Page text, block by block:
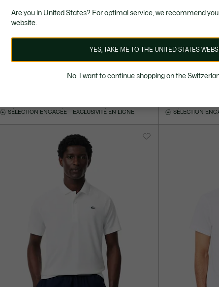
SÉLECTION ENGAGÉE EXCLUSIVITÉ EN LIGNE SÉLECTION
Are you in United States? For optimal service, we recommend
website.
YES, TAKE ME TO THE UNITED STATES
No, I want to continue shopping on the